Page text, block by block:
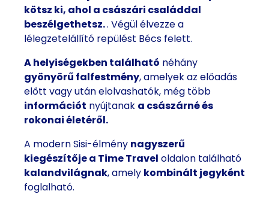
kötsz ki, ahol a császári családdal
beszélgethetsz.. Végül élvezze a
lélegzetelállító repülést Bécs felett.
A helyiségekben található néhány
gyönyörű falfestmény, amelyek az előadás
előtt vagy után elolvashatók, még több
információt nyújtanak a császárné és
rokonai életéről.
A modern Sisi-élmény nagyszerű
kiegészítője a Time Travel oldalon található
kalandvilágnak, amely kombinált jegyként
foglalható.